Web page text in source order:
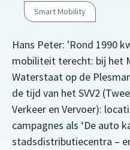
Smart Mobility
Hans Peter: 'Rond 1990
mobiliteit terecht: bij het
Waterstaat op de
de tijd van het SVV2
Verkeer en Vervoer):
campagnes als ‘De auto
stadsdistributiecentra –